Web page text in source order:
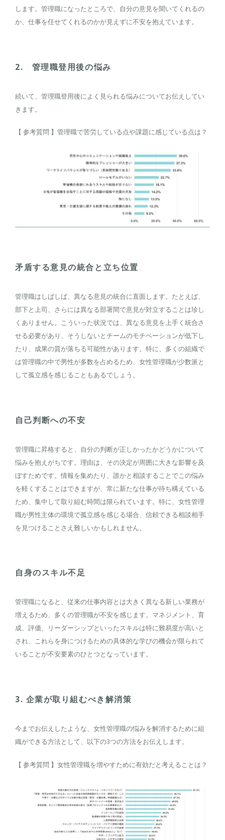
します。管理職になったところで、自分の意見を聞いてくれるの
か、仕事を任せてくれるのかが見えずに不安を抱えています。
2. 管理職登用後の悩み
続いて、管理職登用後によく見られる悩みについてお伝えしてい
きます。
【 参考質問 】管理職で苦労している点や課題に感じている点は？
矛盾する意見の統合と立ち位置
管理職はしばしば、異なる意見の統合に直面します。たとえば、
部下と上司、さらには異なる部署間で意見が対立することは珍し
くありません。こういった状況では、異なる意見を上手く統合さ
せる必要があり、そうしないとチームのモチベーションが低下し
たり、成果の質が落ちる可能性があります。特に、多くの組織で
は管理職の中で男性が多数を占めるため、女性管理職が少数派と
して孤立感を感じることもあるでしょう。
自己判断への不安
管理職に昇格すると、自分の判断が正しかったかどうかについて
悩みを抱えがちです。理由は、その決定が周囲に大きな影響を及
ぼすためです。情報を集めたり、誰かと相談することでこの悩み
を軽くすることはできますが、常に新たな仕事が待ち構えている
ため、集中して取り組む時間は限られています。特に、女性管理
職が男性主体の環境で孤立感を感じる場合、信頼できる相談相手
を見つけることさえ難しいかもしれません。
自身のスキル不足
管理職になると、従来の仕事内容とは大きく異なる新しい業務が
増えるため、多くの管理職が不安を感じます。マネジメント、育
成、評価、リーダーシップといったスキルは特に難易度が高いと
され、これらを身につけるための具体的な学びの機会が限られて
いることが不安要素のひとつとなっています。
3. 企業が取り組むべき解消策
今までお伝えしたような、女性管理職の悩みを解消するために組
織ができる方法として、以下の3つの方法をお伝えします。
【 参考質問 】女性管理職を増やすために有効だと考えることは？